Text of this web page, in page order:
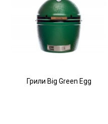
Грили Big Green Egg